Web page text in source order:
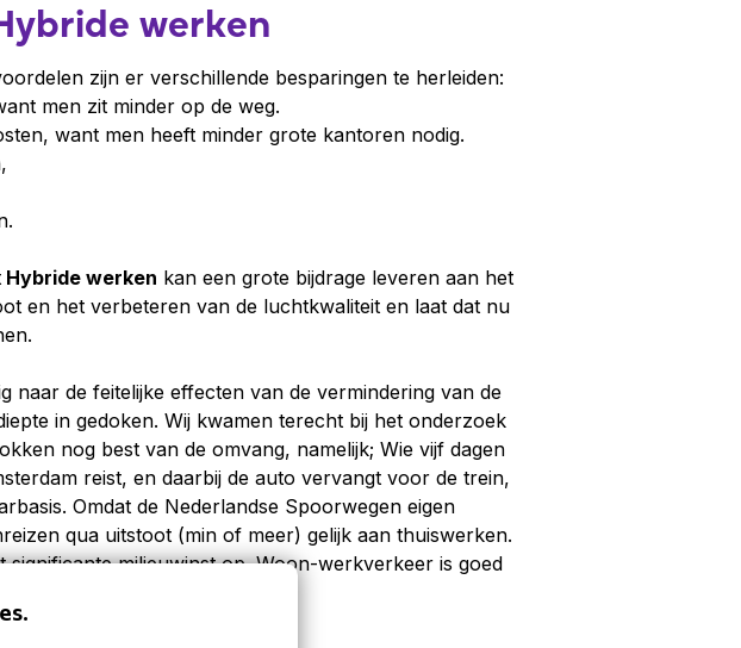
werken
zijn er verschillende besparingen te herleiden:
men zit minder op de weg.
want men heeft minder grote kantoren nodig.
Hybride werken kan een grote bijdrage leveren aan het
en het verbeteren van de luchtkwaliteit en laat dat nu
naar de feitelijke effecten van de vermindering van de
in gedoken. Wij kwamen terecht bij het onderzoek
nog best van de omvang, namelijk; Wie vijf dagen
reist, en daarbij de auto vervangt voor de trein,
Omdat de Nederlandse Spoorwegen eigen
qua uitstoot (min of meer) gelijk aan thuiswerken.
milieuwinst op. Woon-werkverkeer is goed